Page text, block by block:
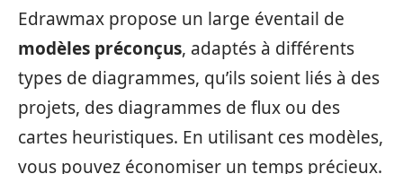
Edrawmax propose un large éventail de
modèles préconçus, adaptés à différents
types de diagrammes, qu’ils soient liés à des
projets, des diagrammes de flux ou des
cartes heuristiques. En utilisant ces modèles,
vous pouvez économiser un temps précieux.